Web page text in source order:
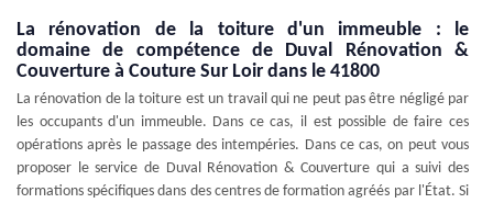
La rénovation de la toiture d'un immeuble : le
domaine de compétence de Duval Rénovation &
Couverture à Couture Sur Loir dans le 41800
La rénovation de la toiture est un travail qui ne peut pas être négligé par
les occupants d'un immeuble. Dans ce cas, il est possible de faire ces
opérations après le passage des intempéries. Dans ce cas, on peut vous
proposer le service de Duval Rénovation & Couverture qui a suivi des
formations spécifiques dans des centres de formation agréés par l'État. Si